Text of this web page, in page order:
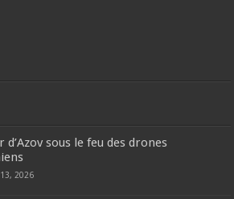
d’Azov sous le feu des drones
2026